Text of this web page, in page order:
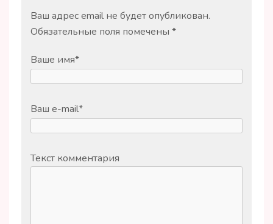
Ваш адрес email не будет опубликован.
Обязательные поля помечены *
Ваше имя*
Ваш e-mail*
Текст комментария